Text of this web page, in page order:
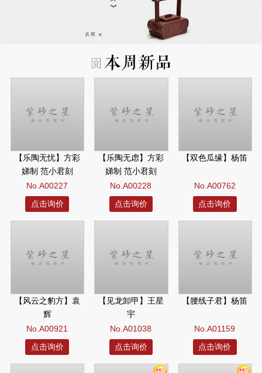
【乐陶无忧】方彩
娣制 范小君刻
No.A00227
点击询价
【乐陶无虑】方彩
娣制 范小君刻
No.A00228
点击询价
【双色瓜缘】杨笛
No.A00762
点击询价
【风云之豹方】袁
辉
No.A00921
点击询价
【见龙卸甲】王星
宇
No.A01038
点击询价
【腰线子君】杨笛
No.A01159
点击询价